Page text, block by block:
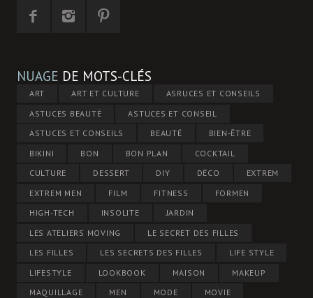
NUAGE DE MOTS-CLÉS
ART ART ET CULTURE
ASRUCES ET CONSEILS
ASTUCES BEAUTÉ
ASTUCES ET CONSEIL
ASTUCES ET CONSEILS
BEAUTÉ
BIEN-ÊTRE
BIKINI
BON BON PLAN
COCKTAIL
CULTURE
DESSERT DIY DÉCO
EXTREM
EXTREM MEN
FILM FITNESS
FORMEN
HIGH-TECH
INSOLITE
JARDIN
LES ATELIERS MOVING
LE SECRET DES FILLES
LES FILLES
LES SECRETS DES FILLES
LIFE STYLE
LIFESTYLE
LOOKBOOK MAISON
MAKEUP
MAQUILLAGE
MEN MODE MOVIE